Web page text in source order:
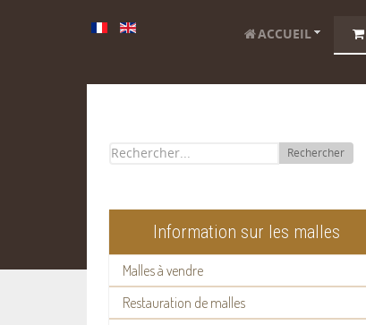
ACCUEIL
Rechercher
Information sur les malles
Malles à vendre
Restauration de malles